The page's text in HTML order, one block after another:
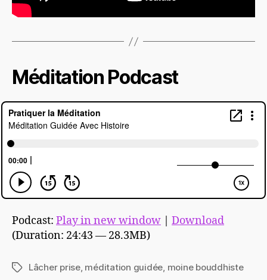
Méditation Podcast
Podcast: Play in new window
Download
(Duration: 24:43 — 28.3MB)
Étiquettes
Lâcher prise, méditation guidée, moine bouddhiste